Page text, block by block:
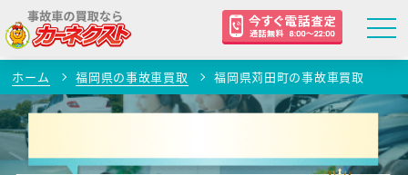
ホーム 福岡県の事故車買取 福岡県苅田町の事故車買取